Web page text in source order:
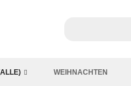
WEIHNACHTEN